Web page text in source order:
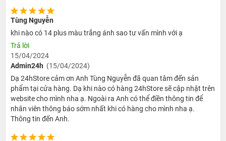
Giá
bán
16.990.000đ
(Lưu ý: Bảng giá trên được cập nhật từ giá bán tại 24hStore và
có thể thay đổi theo thời gian, nếu có thay đổi chúng tôi sẽ cập
nhật lại thông tin trên website)
Điểm nổi bật trên dòng iPhone 14 Plus cũ
Tùng Nguyễn
khi nào có 14 plus màu trắng ánh sao tư vấn mình với ạ
Trả lời
15/04/2024
Admin24h (15/04/2024)
Dạ 24hStore cảm ơn Anh Tùng Nguyễn đã quan tâm đến sản
phẩm tại cửa hàng. Dạ khi nào có hàng 24hStore sẽ cập nhật trên
website cho mình nha ạ. Ngoài ra Anh có thể điền thông tin để
nhân viên thông báo sớm nhất khi có hàng cho mình nha ạ.
Thông tin đến Anh.